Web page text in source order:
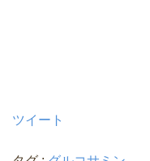
ツイート